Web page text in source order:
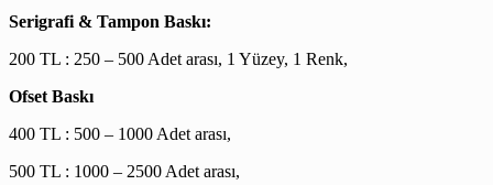
Serigrafi & Tampon Baskı:
200 TL : 250 – 500 Adet arası, 1 Yüzey, 1 Renk,
Ofset Baskı
400 TL : 500 – 1000 Adet arası,
500 TL : 1000 – 2500 Adet arası,